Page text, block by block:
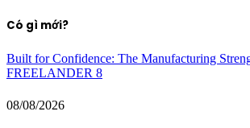
Có gì mới?
Built for Confidence: The Manufacturing
FREELANDER 8
08/08/2026